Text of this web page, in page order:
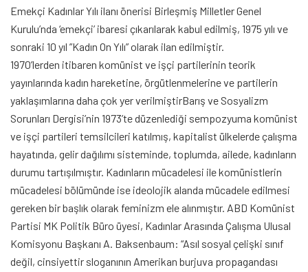
Emekçi Kadınlar Yılı ilanı önerisi Birleşmiş Milletler Genel
Kurulu’nda ‘emekçi’ ibaresi çıkarılarak kabul edilmiş, 1975 yılı ve
sonraki 10 yıl ”Kadın On Yılı” olarak ilan edilmiştir.
1970’lerden itibaren komünist ve işçi partilerinin teorik
yayınlarında kadın hareketine, örgütlenmelerine ve partilerin
yaklaşımlarına daha çok yer verilmiştirBarış ve Sosyalizm
Sorunları Dergisi’nin 1973’te düzenlediği sempozyuma komünist
ve işçi partileri temsilcileri katılmış, kapitalist ülkelerde çalışma
hayatında, gelir dağılımı sisteminde, toplumda, ailede, kadınların
durumu tartışılmıştır. Kadınların mücadelesi ile komünistlerin
mücadelesi bölümünde ise ideolojik alanda mücadele edilmesi
gereken bir başlık olarak feminizm ele alınmıştır. ABD Komünist
Partisi MK Politik Büro üyesi, Kadınlar Arasında Çalışma Ulusal
Komisyonu Başkanı A. Baksenbaum: “Asıl sosyal çelişki sınıf
değil, cinsiyettir sloganının Amerikan burjuva propagandası